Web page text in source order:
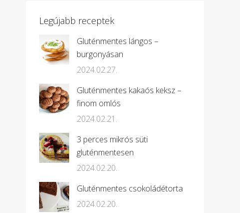
Legújabb receptek
Gluténmentes lángos –
burgonyásan
2024.02.27.
Gluténmentes kakaós keksz –
finom omlós
2024.02.21.
3 perces mikrós süti
gluténmentesen
2024.02.20.
Gluténmentes csokoládétorta
2024.02.20.